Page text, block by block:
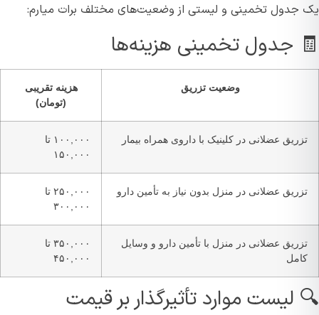
تخمینی و لیستی از وضعیت‌های مختلف برات میارم:
جدول تخمینی هزینه‌ها
وضعیت تزریق
هزینه تقریبی
(تومان)
عضلانی در کلینیک با داروی همراه بیمار
۱۰۰,۰۰۰ تا
۱۵۰,۰۰۰
عضلانی در منزل بدون نیاز به تأمین دارو
۲۵۰,۰۰۰ تا
۳۰۰,۰۰۰
عضلانی در منزل با تأمین دارو و وسایل
۳۵۰,۰۰۰ تا
۴۵۰,۰۰۰
موارد تأثیرگذار بر قیمت